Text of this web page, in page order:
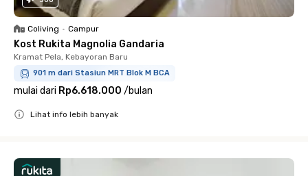
Coliving • Campur
Kost Rukita Magnolia Gandaria
Kramat Pela, Kebayoran Baru
901 m dari Stasiun MRT Blok M BCA
mulai dari Rp6.618.000 /bulan
Lihat info lebih banyak